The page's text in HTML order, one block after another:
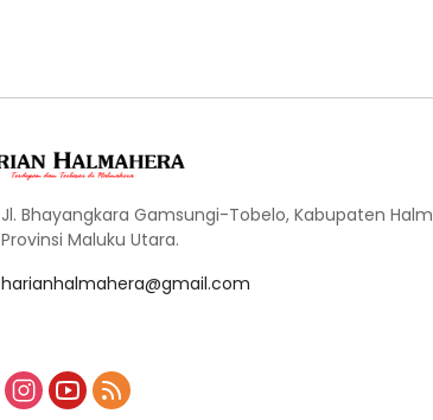
Jl. Bhayangkara Gamsungi-Tobelo, Kabupaten
Provinsi Maluku Utara.
harianhalmahera@gmail.com